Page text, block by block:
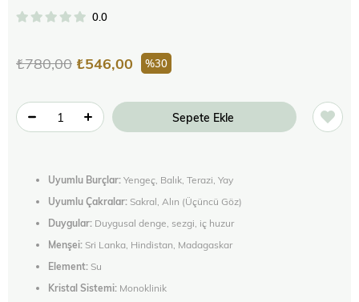
0.0
₺780,00 ₺546,00 30
Uyumlu Burçlar:Yengeç, Balık, Terazi, Yay
Uyumlu Çakralar: Sakral, Alın (Üçüncü Göz)
Duygular: Duygusal denge, sezgi, iç huzur
Menşei: Sri Lanka, Hindistan, Madagaskar
Element: Su
Kristal Sistemi: Monoklinik